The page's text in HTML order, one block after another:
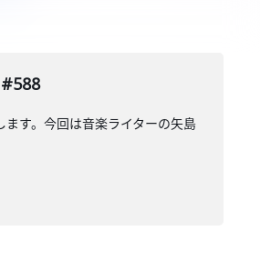
す。今回は音楽ライターの矢島